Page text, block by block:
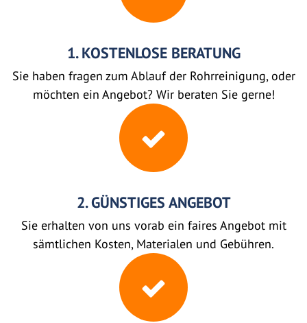
1. KOSTENLOSE BERATUNG
Sie haben fragen zum Ablauf der Rohrreinigung, oder
möchten ein Angebot? Wir beraten Sie gerne!
2. GÜNSTIGES ANGEBOT
Sie erhalten von uns vorab ein faires Angebot mit
sämtlichen Kosten, Materialen und Gebühren.